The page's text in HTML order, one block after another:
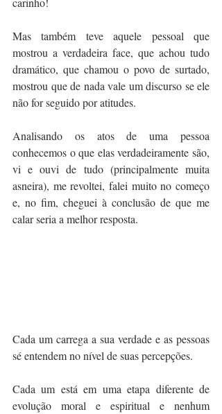
Mas também teve aquele pessoal que
mostrou a verdadeira face, que achou tudo
dramático, que chamou o povo de surtado,
mostrou que de nada vale um discurso se ele
não for seguido por atitudes.
Analisando os atos de uma pessoa
conhecemos o que elas verdadeiramente são,
vi e ouvi de tudo (principalmente muita
asneira), me revoltei, falei muito no começo
e, no fim, cheguei à conclusão de que me
calar seria a melhor resposta.
Cada um carrega a sua verdade e as pessoas
sé entendem no nível de suas percepções.
Cada um está em uma etapa diferente de
evolução moral e espiritual e nenhum